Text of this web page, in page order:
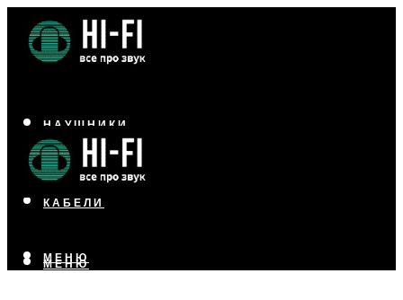
НАУШНИКИ
АКУСТИКА
УСИЛИТЕЛИ
КАБЕЛИ
МЕНЮ
МЕНЮ